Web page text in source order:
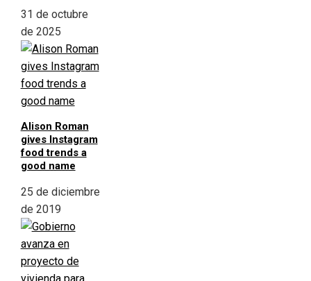
31 de octubre
de 2025
Alison Roman
gives Instagram
food trends a
good name
25 de diciembre
de 2019